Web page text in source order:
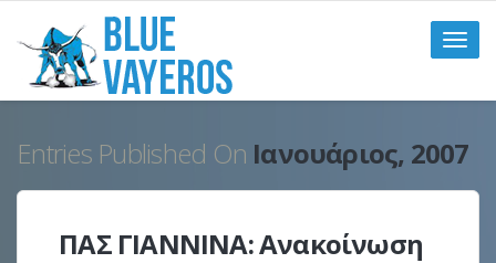
Toggle
Entries Published On Ιανουάριος, 2007
ΠΑΣ ΓΙΑΝΝΙΝΑ: Ανακοίνωση